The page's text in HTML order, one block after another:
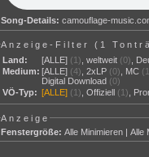
Song-Details: camouflage-
Anzeige-Filter ( 1
Land:
[ALLE] (1) ,weltweit (0)
Medium: [ALLE] (4) ,2xLP (0) MC
Digital Download (0)
VÖ-Typ: [ALLE] (1) ,Offiziell (1)
Anzeige
Fenstergröße: Alle Minimieren |Alle